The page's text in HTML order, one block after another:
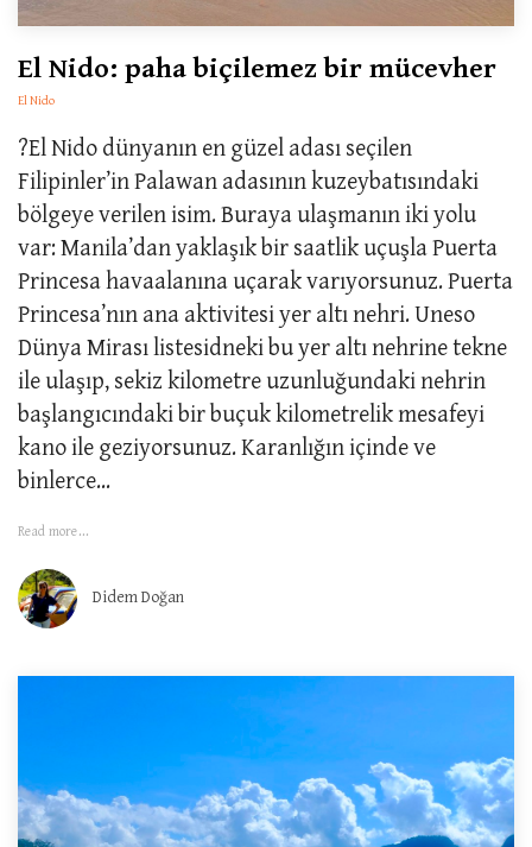
El Nido: paha biçilemez bir mücevher
El Nido
?El Nido dünyanın en güzel adası seçilen
Filipinler’in Palawan adasının kuzeybatısındaki
bölgeye verilen isim. Buraya ulaşmanın iki yolu
var: Manila’dan yaklaşık bir saatlik uçuşla Puerta
Princesa havaalanına uçarak varıyorsunuz. Puerta
Princesa’nın ana aktivitesi yer altı nehri. Uneso
Dünya Mirası listesidneki bu yer altı nehrine tekne
ile ulaşıp, sekiz kilometre uzunluğundaki nehrin
başlangıcındaki bir buçuk kilometrelik mesafeyi
kano ile geziyorsunuz. Karanlığın içinde ve
binlerce...
Read more...
Didem Doğan